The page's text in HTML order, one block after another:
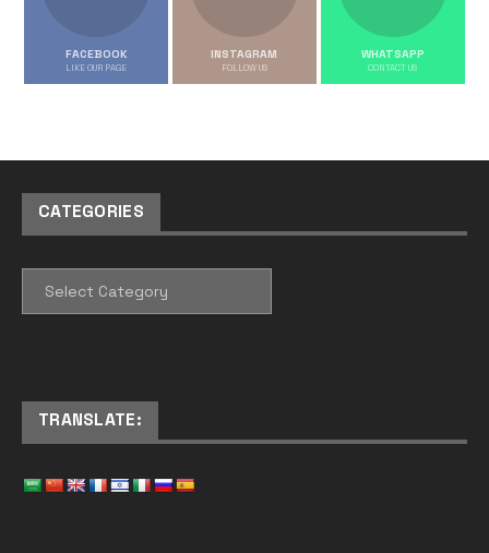
FACEBOOK
LIKE OUR PAGE
INSTAGRAM
FOLLOW US
WHATSAPP
CONTACT US
CATEGORIES
TRANSLATE: